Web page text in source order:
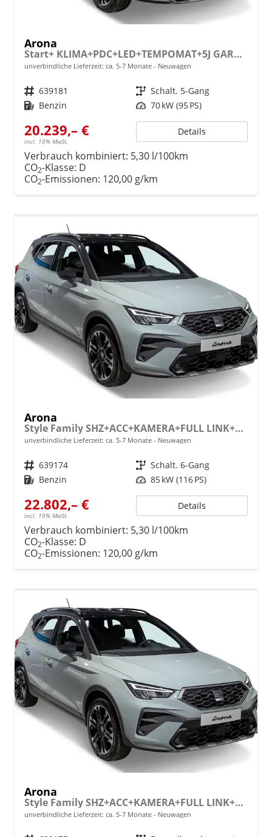
Arona
Start+ KLIMA+PDC+LED+TEMPOMAT+5J GARANTIE+16" ALU
unverbindliche Lieferzeit: ca. 5-7 Monate Neuwagen
Fahrzeugnr. 639181 Getriebe Schalt. 5-Gang
Kraftstoff Benzin Leistung 70 kW (95 PS)
20.239,– €
incl. 19% MwSt.
Details
Verbrauch kombiniert: 5,30 l/100km
CO2-Klasse: D
CO2-Emissionen: 120,00 g/km
Arona
Style Family SHZ+ACC+KAMERA+FULL LINK+KLIMA+LED+16" ALU
unverbindliche Lieferzeit: ca. 5-7 Monate Neuwagen
Fahrzeugnr. 639174 Getriebe Schalt. 6-Gang
Kraftstoff Benzin Leistung 85 kW (116 PS)
22.802,– €
incl. 19% MwSt.
Details
Verbrauch kombiniert: 5,30 l/100km
CO2-Klasse: D
CO2-Emissionen: 120,00 g/km
Arona
Style Family SHZ+ACC+KAMERA+FULL LINK+KLIMA+LED+16" ALU
unverbindliche Lieferzeit: ca. 5-7 Monate Neuwagen